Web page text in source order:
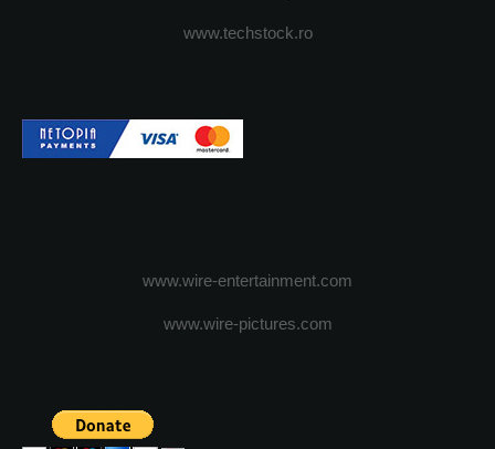
www.techstock.ro
www.wire-entertainment.com
www.wire-pictures.com